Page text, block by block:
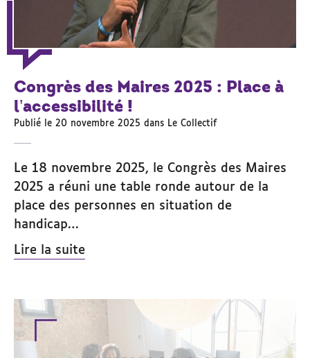
Congrès des Maires 2025 : Place à
l’accessibilité !
Publié le 20 novembre 2025 dans Le Collectif
Le 18 novembre 2025, le Congrès des Maires
2025 a réuni une table ronde autour de la
place des personnes en situation de
handicap…
Lire la suite